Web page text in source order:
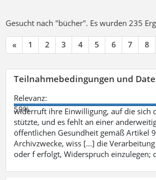
Gesucht nach "bücher". Es wurden 235
« 1 2 3 4 5 6 7 8
Teilnahmebedingungen und
Relevanz:
59%
widerruft ihre Einwilligung, auf die sich
stützte, und es fehlt an einer
öffentlichen Gesundheit gemäß Artikel
Archivzwecke, wiss [...] die
oder f erfolgt, Widerspruch einzulegen;